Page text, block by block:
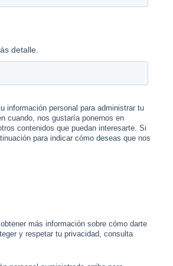
detalle.
información personal para administrar tu
cuando, nos gustaría ponernos en
contenidos que puedan interesarte. Si
para indicar cómo deseas que nos
más información sobre cómo darte
y respetar tu privacidad, consulta